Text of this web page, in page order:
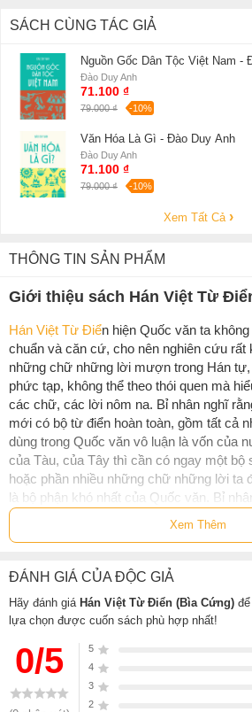
SÁCH CÙNG TÁC GIẢ
Nguồn Gốc Dân Tộc Việt Nam -
Đào Duy Anh
71.100 ₫
79.000 ₫ -10%
Văn Hóa Là Gì - Đào Duy Anh
Đào Duy Anh
71.100 ₫
79.000 ₫ -10%
Xem Tất Cả
THÔNG TIN SẢN PHẨM
Giới thiệu sách Hán Việt Từ
Hán Việt Từ Điển hiện Quốc văn ta
chuẩn và căn cứ, cho nên nghiên cứu rất
những chữ những lời mượn trong Hán tự,
phức tạp, không thể theo thói quen mà
các chữ, các lời nôm na. Bỉ nhân nghĩ
mới có bộ từ điển hoàn toàn, gồm tất cả
dùng trong Quốc văn vô luận là vốn của
của Tàu, của Tây thì cần có ngay một bộ
hoặc phần nhiều những chữ những lời ta
là bộ phận khó nhất của Quốc văn. Bỉ
cống hiến cho đồng bào, chỉ hy vọng có
hiện thời của học giới ta một phần trong
Thông tin tác giả Đào Duy Anh
Đào Duy Anh
Sinh (1904 - 1988)
quê gốc ở Hà Nội.
chung tại trường
1923, sau đó dạy
Xem Thêm
ĐÁNH GIÁ CỦA ĐỘC GIẢ
Hãy đánh giá Hán Việt Từ Điển (Bìa Cứng)
lựa chọn được cuốn sách phù hợp nhất!
0/5 5
4
3
2